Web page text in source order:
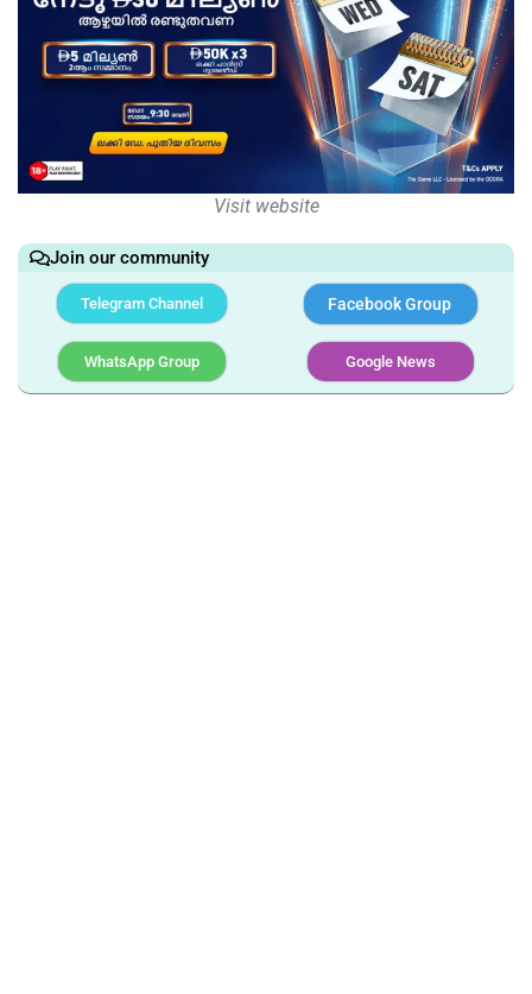
Visit website
Join our community
Telegram Channel Facebook Group
WhatsApp Group Google News